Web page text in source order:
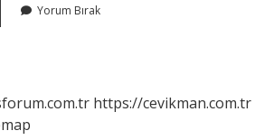
Yorum Bırak
https://cevikman.com.tr